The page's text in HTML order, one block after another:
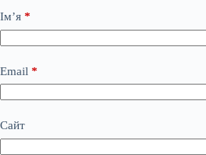
Ім’я *
Email *
Сайт